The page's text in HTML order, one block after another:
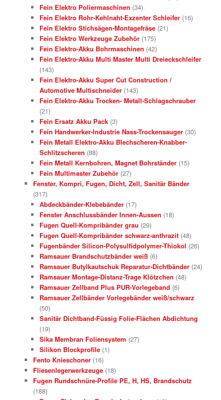
Fein Elektro Poliermaschinen (34)
Fein Elektro Rohr-Kehlnaht-Exzenter Schleifer (16)
Fein Elektro Stichsägen-Montagefräse (21)
Fein Elektro Werkzeuge Zubehör (175)
Fein Elektro-Akku Bohrmaschinen (42)
Fein Elektro-Akku Multi Master Multi Dreieckschleifer
(143)
Fein Elektro-Akku Super Cut Construction /
Automotive Multischneider (143)
Fein Elektro-Akku Trocken- Metall-Schlagschrauber
(21)
Fein Ersatz Akku Pack (3)
Fein Handwerker-Industrie Nass-Trockensauger (30)
Fein Metall Elektro-Akku Blechscheren-Knabber-
Schlitzscheren (88)
Fein Metall Kernbohren, Magnet Bohrständer (15)
Fein Multimaster Zubehör (27)
Fenster, Kompri, Fugen, Dicht, Zell, Sanitär Bänder
(317)
Abdeckbänder-Klebebänder (17)
Fenster Anschlussbänder Innen-Aussen (18)
Fugen Quell-Kompribänder grau (29)
Fugen Quell-Kompribänder schwarz-anthrazit (48)
Fugenbänder Silicon-Polysulfidpolymer-Thiokol (26)
Ramsauer Brandschutzbänder weiß (6)
Ramsauer Butylkautschuk Reparatur-Dichtbänder (24)
Ramsauer Montage-Distanz-Trage Klötzchen (48)
Ramsauer Zellband Plus PUR-Vorlegeband (6)
Ramsauer Zellbänder Vorlegebänder weiß/schwarz
(50)
Sanitär Dichtband-Füssig Folie-Flächen Abdichtung
(19)
Sika Membran Foliensystem (27)
Silikon Blockprofile (1)
Fento Knieschoner (16)
Fliesenlegerwerkzeuge (18)
Fugen Rundschnüre-Profile PE, H, HS, Brandschutz
(188)